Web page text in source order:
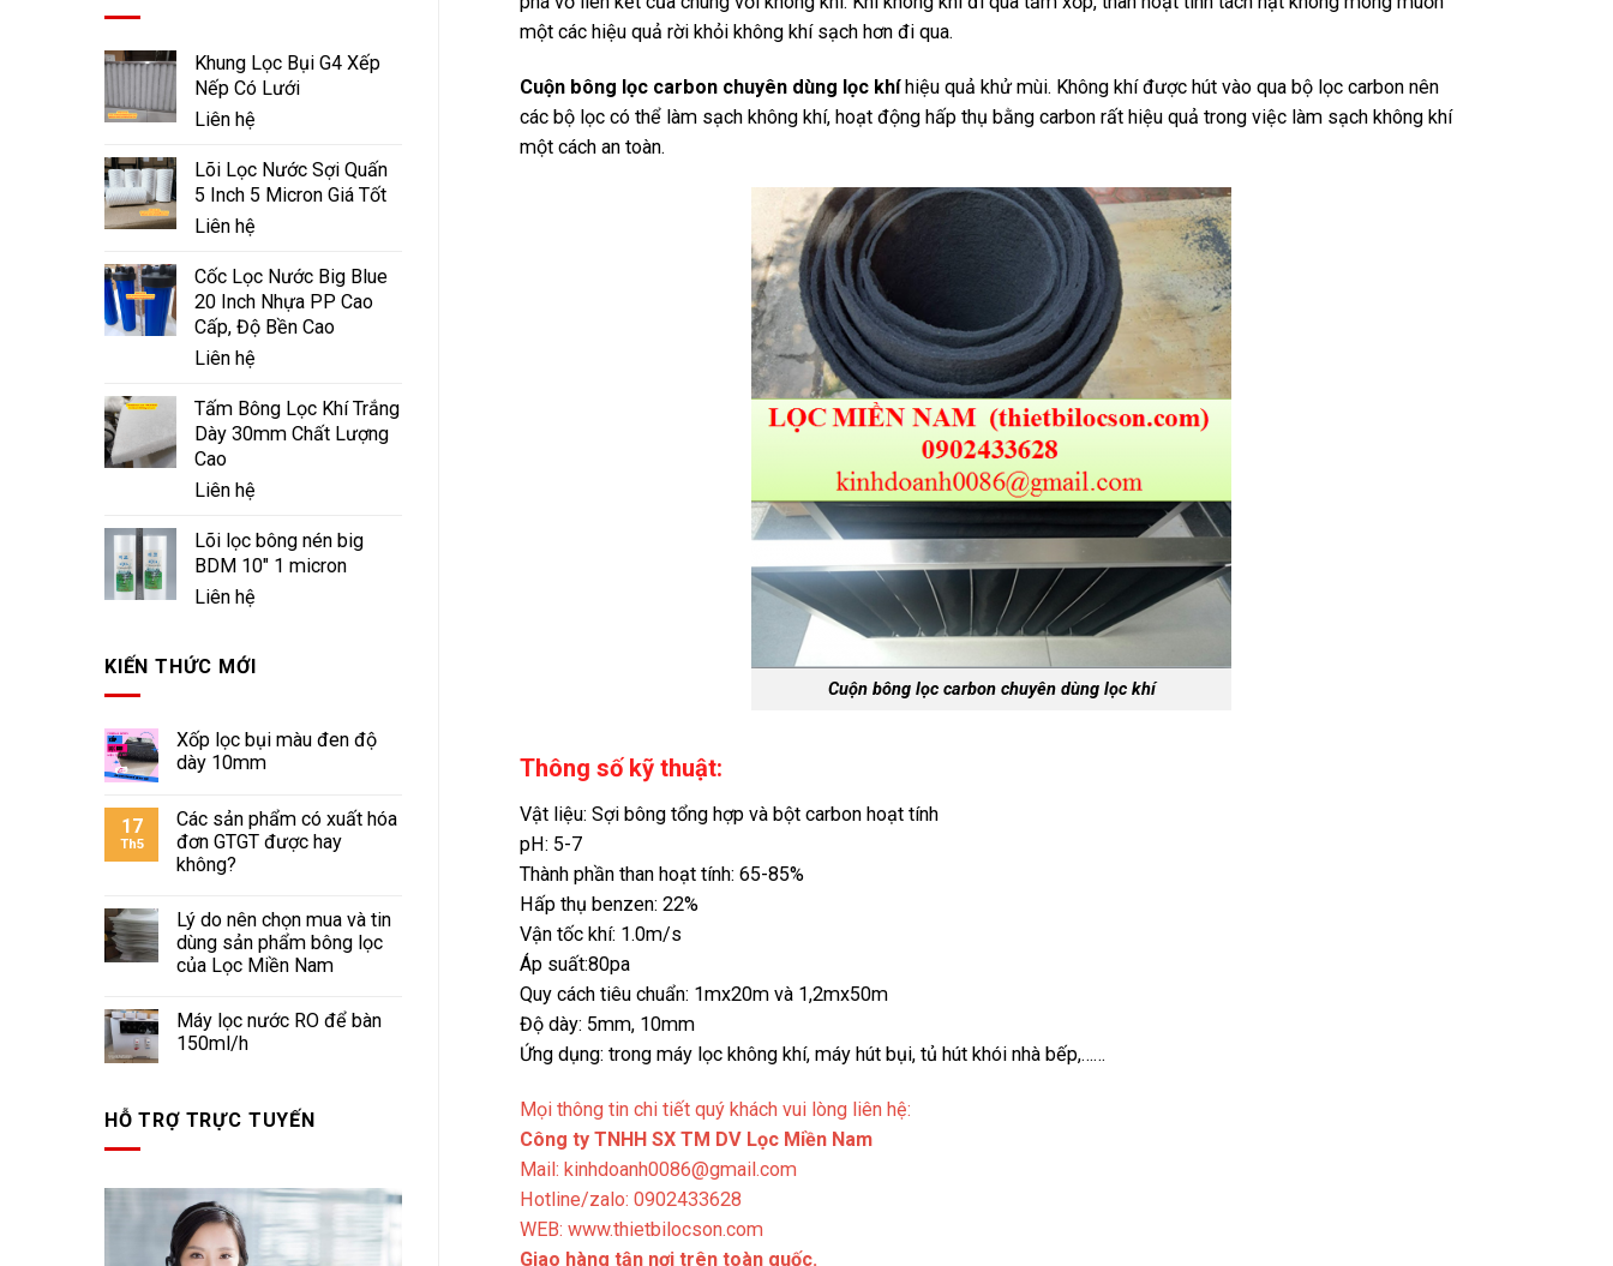
Khung Lọc Bụi G4 Xếp
Nếp Có Lưới
Liên hệ
Lõi Lọc Nước Sợi Quấn
5 Inch 5 Micron Giá Tốt
Liên hệ
Cốc Lọc Nước Big Blue
20 Inch Nhựa PP Cao
Cấp, Độ Bền Cao
Liên hệ
Tấm Bông Lọc Khí Trắng
Dày 30mm Chất Lượng
Cao
Liên hệ
Lõi lọc bông nén big
BDM 10" 1 micron
Liên hệ
KIẾN THỨC MỚI
Xốp lọc bụi màu đen độ
dày 10mm
17
Th5
Các sản phẩm có xuất hóa
đơn GTGT được hay
không?
Lý do nên chọn mua và tin
dùng sản phẩm bông lọc
của Lọc Miền Nam
Máy lọc nước RO để bàn
150ml/h
HỖ TRỢ TRỰC TUYẾN
một các hiệu quả rời khỏi không khí sạch hơn đi qua.
Cuộn bông lọc carbon chuyên dùng lọc khíhiệu quả khử mùi. Không khí được hút vào qua bộ lọc carbon nên
các bộ lọc có thể làm sạch không khí, hoạt động hấp thụ bằng carbon rất hiệu quả trong việc làm sạch không khí
một cách an toàn.
Cuộn bông lọc carbon chuyên dùng lọc khí
Thông số kỹ thuật:
Vật liệu: Sợi bông tổng hợp và bột carbon hoạt tính
pH: 5-7
Thành phần than hoạt tính: 65-85%
Hấp thụ benzen: 22%
Vận tốc khí: 1.0m/s
Áp suất:80pa
Quy cách tiêu chuẩn: 1mx20m và 1,2mx50m
Độ dày: 5mm, 10mm
Ứng dụng: trong máy lọc không khí, máy hút bụi, tủ hút khói nhà bếp,……
Mọi thông tin chi tiết quý khách vui lòng liên hệ:
Công ty TNHH SX TM DV Lọc Miền Nam
Mail: kinhdoanh0086@gmail.com
Hotline/zalo: 0902433628
WEB: www.thietbilocson.com
Giao hàng tận nơi trên toàn quốc.